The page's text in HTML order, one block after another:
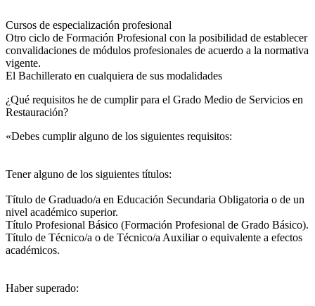
Cursos de especialización profesional
Otro ciclo de Formación Profesional con la posibilidad de establecer
convalidaciones de módulos profesionales de acuerdo a la normativa
vigente.
El Bachillerato en cualquiera de sus modalidades
¿Qué requisitos he de cumplir para el Grado Medio de Servicios en
Restauración?
«Debes cumplir alguno de los siguientes requisitos:
Tener alguno de los siguientes títulos:
Título de Graduado/a en Educación Secundaria Obligatoria o de un
nivel académico superior.
Título Profesional Básico (Formación Profesional de Grado Básico).
Título de Técnico/a o de Técnico/a Auxiliar o equivalente a efectos
académicos.
Haber superado: